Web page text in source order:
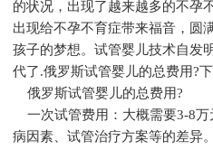
的状况，出现了越来越多的不孕
出现给不孕不育症带来福音，圆
孩子的梦想。试管婴儿技术自发
代了.俄罗斯试管婴儿的总费用?
俄罗斯试管婴儿的总费用?
一次试管费用：大概需要3-8万
病因素、试管治疗方案等的差异